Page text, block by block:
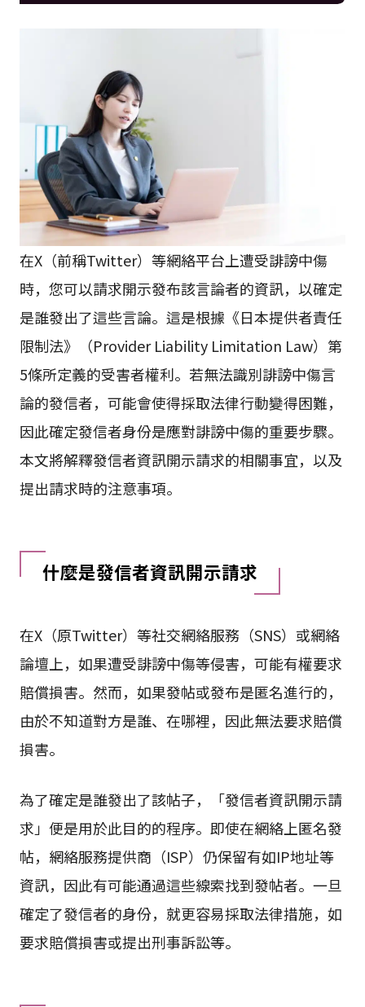
在X（前稱Twitter）等網絡平台上遭受誹謗中傷
時，您可以請求開示發布該言論者的資訊，以確定
是誰發出了這些言論。這是根據《日本提供者責任
限制法》（Provider Liability Limitation Law）第
5條所定義的受害者權利。若無法識別誹謗中傷言
論的發信者，可能會使得採取法律行動變得困難，
因此確定發信者身份是應對誹謗中傷的重要步驟。
本文將解釋發信者資訊開示請求的相關事宜，以及
提出請求時的注意事項。
什麼是發信者資訊開示請求
在X（原Twitter）等社交網絡服務（SNS）或網絡
論壇上，如果遭受誹謗中傷等侵害，可能有權要求
賠償損害。然而，如果發帖或發布是匿名進行的，
由於不知道對方是誰、在哪裡，因此無法要求賠償
損害。
為了確定是誰發出了該帖子，「發信者資訊開示請
求」便是用於此目的的程序。即使在網絡上匿名發
帖，網絡服務提供商（ISP）仍保留有如IP地址等
資訊，因此有可能通過這些線索找到發帖者。一旦
確定了發信者的身份，就更容易採取法律措施，如
要求賠償損害或提出刑事訴訟等。